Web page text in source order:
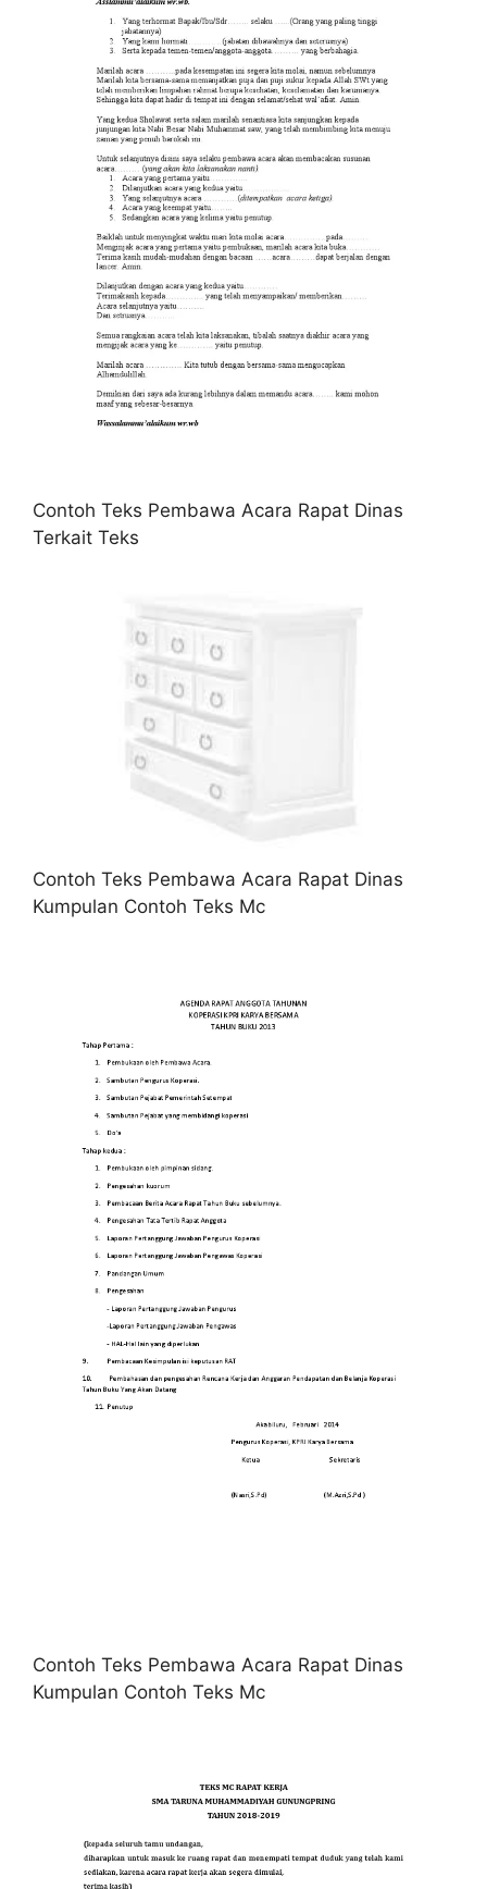
Contoh Teks Pembawa Acara Rapat Dinas
Terkait Teks
Contoh Teks Pembawa Acara Rapat Dinas
Kumpulan Contoh Teks Mc
Contoh Teks Pembawa Acara Rapat Dinas
Kumpulan Contoh Teks Mc